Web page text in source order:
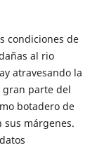
condiciones de
al rio
atravesando la
gran parte del
botadero de
sus márgenes.